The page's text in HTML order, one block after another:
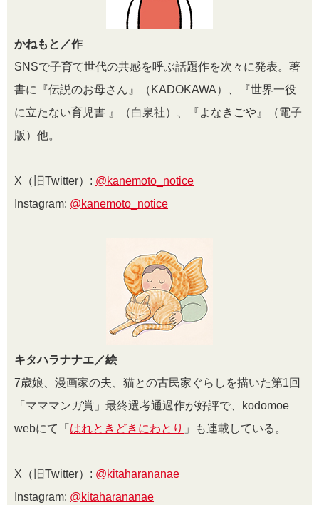
かねもと／作
SNSで子育て世代の共感を呼ぶ話題作を次々に発表。著
書に『伝説のお母さん』（KADOKAWA）、『世界一役
に立たない育児書 』（白泉社）、『よなきごや』（電子
版）他。
X（旧Twitter）: @kanemoto_notice
Instagram: @kanemoto_notice
キタハラナナエ／絵
7歳娘、漫画家の夫、猫との古民家ぐらしを描いた第1回
「マママンガ賞」最終選考通過作が好評で、kodomoe
webにて「 はれときどきにわとり 」も連載している。
X（旧Twitter）: @kitaharananae
Instagram: @kitaharananae